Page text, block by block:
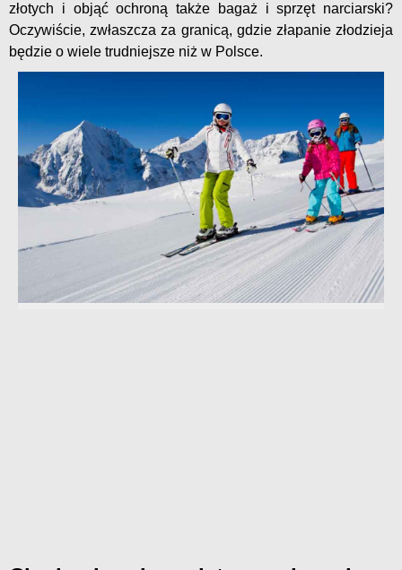
złotych i objąć ochroną także bagaż i sprzęt narciarski?
Oczywiście, zwłaszcza za granicą, gdzie złapanie złodzieja
będzie o wiele trudniejsze niż w Polsce.